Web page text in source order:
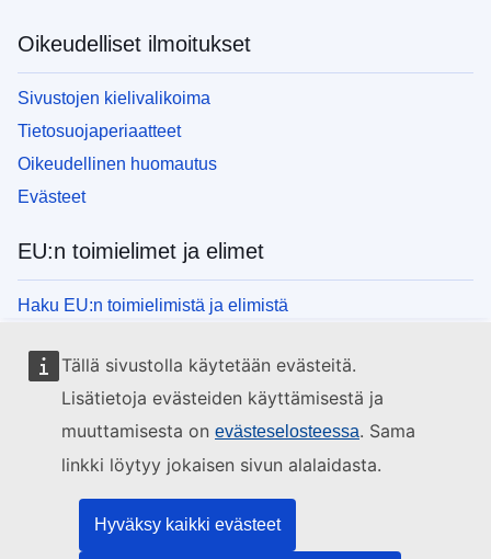
Tällä sivustolla käytetään evästeitä.
Lisätietoja evästeiden käyttämisestä ja
muuttamisesta on evästeselosteessa. Sama
linkki löytyy jokaisen sivun alalaidasta.
Hyväksy kaikki evästeet
Oikeudelliset ilmoitukset
Sivustojen kielivalikoima
Tietosuojaperiaatteet
Oikeudellinen huomautus
Evästeet
EU:n toimielimet ja elimet
Haku EU:n toimielimistä ja elimistä